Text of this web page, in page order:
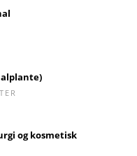
og kosmetisk